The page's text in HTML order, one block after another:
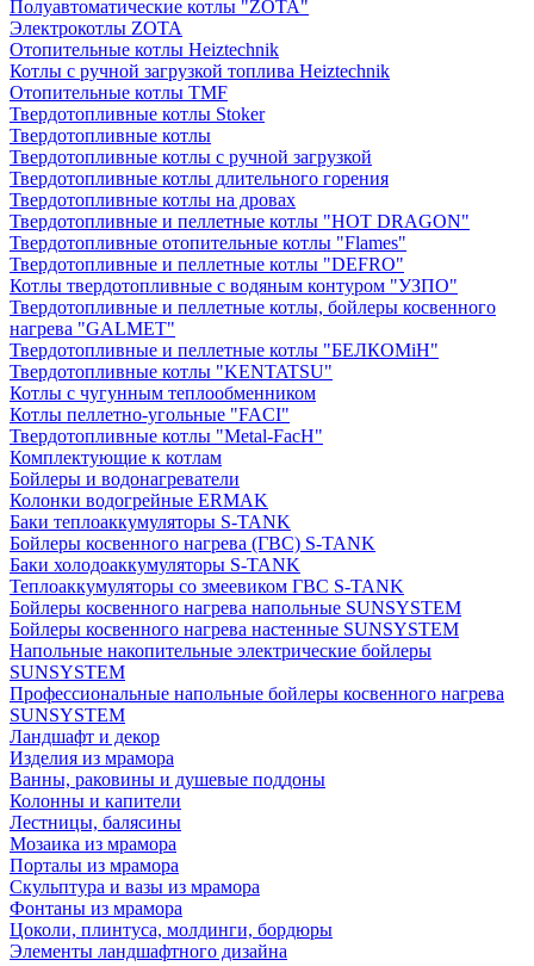
Полуавтоматические котлы "ZOTA"
Электрокотлы ZOTA
Отопительные котлы Heiztechnik
Котлы с ручной загрузкой топлива Heiztechnik
Отопительные котлы TMF
Твердотопливные котлы Stoker
Твердотопливные котлы
Твердотопливные котлы с ручной загрузкой
Твердотопливные котлы длительного горения
Твердотопливные котлы на дровах
Твердотопливные и пеллетные котлы "HOT DRAGON"
Твердотопливные отопительные котлы "Flames"
Твердотопливные и пеллетные котлы "DEFRO"
Котлы твердотопливные с водяным контуром "УЗПО"
Твердотопливные и пеллетные котлы, бойлеры косвенного
нагрева "GALMET"
Твердотопливные и пеллетные котлы "БЕЛКОМiН"
Твердотопливные котлы "KENTATSU"
Котлы с чугунным теплообменником
Котлы пеллетно-угольные "FACI"
Твердотопливные котлы "Metal-FacH"
Комплектующие к котлам
Бойлеры и водонагреватели
Колонки водогрейные ERMAK
Баки теплоаккумуляторы S-TANK
Бойлеры косвенного нагрева (ГВС) S-TANK
Баки холодоаккумуляторы S-TANK
Теплоаккумуляторы со змеевиком ГВС S-TANK
Бойлеры косвенного нагрева напольные SUNSYSTEM
Бойлеры косвенного нагрева настенные SUNSYSTEM
Напольные накопительные электрические бойлеры
SUNSYSTEM
Профессиональные напольные бойлеры косвенного нагрева
SUNSYSTEM
Ландшафт и декор
Изделия из мрамора
Ванны, раковины и душевые поддоны
Колонны и капители
Лестницы, балясины
Мозаика из мрамора
Порталы из мрамора
Скульптура и вазы из мрамора
Фонтаны из мрамора
Цоколи, плинтуса, молдинги, бордюры
Элементы ландшафтного дизайна